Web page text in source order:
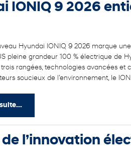
IONIQ 9 2026
Hyundai IONIQ 9 2026 marque
pleine grandeur 100 % électrique de
rangées, technologies avancées
soucieux de l’environnement, le
l’innovation